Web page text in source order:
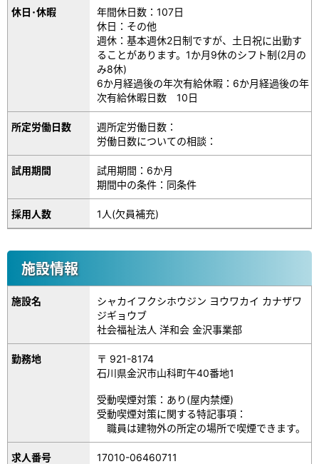
休日･休暇
年間休日数：107日
休日：その他
週休：基本週休2日制ですが、土日祝に出勤す
ることがあります。1か月9休のシフト制(2月の
み8休)
6か月経過後の年次有給休暇：6か月経過後の年
次有給休暇日数 10日
所定労働日数
週所定労働日数：
労働日数についての相談：
試用期間
試用期間：6か月
期間中の条件：同条件
採用人数 1人(欠員補充)
施設情報
施設名
シャカイフクシホウジン ヨウワカイ カナザワ
ジギョウブ
社会福祉法人 洋和会 金沢事業部
勤務地
〒 921-8174
石川県金沢市山科町午40番地1
受動喫煙対策：あり(屋内禁煙)
受動喫煙対策に関する特記事項：
職員は建物外の所定の場所で喫煙できます。
求人番号 17010-06460711